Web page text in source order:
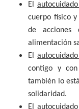
El
cuerpo físico
de acciones
alimentación
El
contigo y
también lo
solidaridad.
El